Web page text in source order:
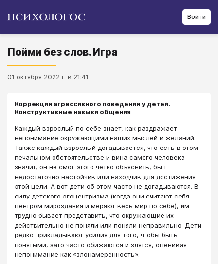
Войти
Пойми без слов. Игра
01 октября 2022 г. в 21:41
Коррекция агрессивного поведения у детей.
Конструктивные навыки общения
Каждый взрослый по себе знает, как раздражает
непонимание окружающими наших мыслей и желаний.
Также каждый взрослый догадывается, что есть в этом
печальном обстоятельстве и вина самого человека ―
значит, он не смог этого четко объяснить, был
недостаточно настойчив или находчив для достижения
этой цели. А вот дети об этом часто не догадываются. В
силу детского эгоцентризма (когда они считают себя
центром мироздания и меряют весь мир по себе), им
трудно бывает представить, что окружающие их
действительно не поняли или поняли неправильно. Дети
редко прикладывают усилия для того, чтобы быть
понятыми, зато часто обижаются и злятся, оценивая
непонимание как «злонамеренность».